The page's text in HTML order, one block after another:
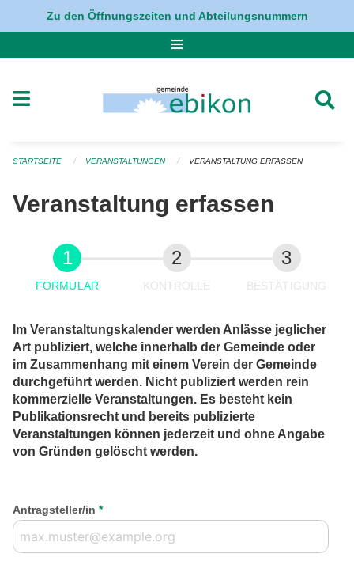
Navigation überspringen
Zu den Öffnungszeiten und Abteilungsnummern
STARTSEITE VERANSTALTUNGEN VERANSTALTUNG ERFASSEN
Veranstaltung erfassen
FORMULAR KONTROLLE BESTÄTIGUNG
Im Veranstaltungskalender werden Anlässe jeglicher
Art publiziert, welche innerhalb der Gemeinde oder
im Zusammenhang mit einem Verein der Gemeinde
durchgeführt werden. Nicht publiziert werden rein
kommerzielle Veranstaltungen. Es besteht kein
Publikationsrecht und bereits publizierte
Veranstaltungen können jederzeit und ohne Angabe
von Gründen gelöscht werden.
Antragsteller/in *